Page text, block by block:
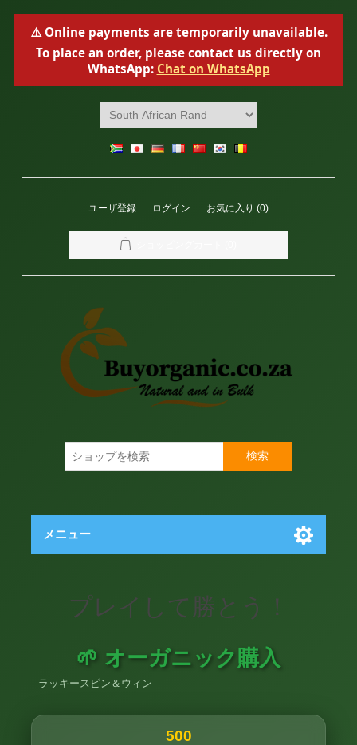
⚠️ Online payments are temporarily unavailable.
To place an order, please contact us directly on
WhatsApp: Chat on WhatsApp
ユーザ登録 ログイン お気に入り (0)
検索
メニュー
プレイして勝とう！
🌱 オーガニック購入
ラッキースピン＆ウィン
500